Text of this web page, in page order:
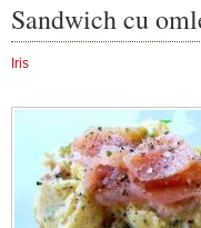
Sandwich cu
Iris